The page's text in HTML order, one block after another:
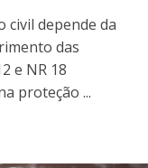
civil depende da
das
e NR 18
proteção ...